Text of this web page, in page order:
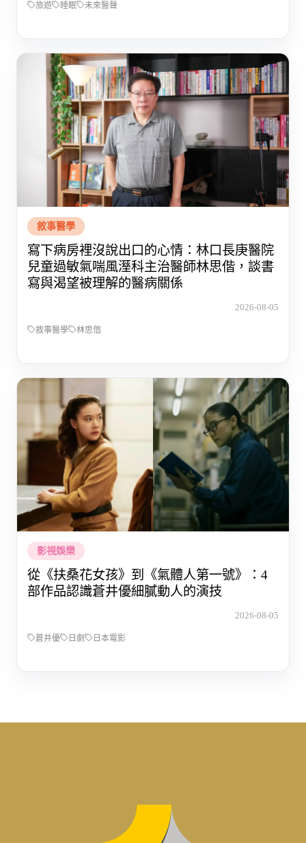
旅遊 睡眠 未來醫聲
敘事醫學
寫下病房裡沒說出口的心情：林口長庚醫院
兒童過敏氣喘風溼科主治醫師林思偕，談書
寫與渴望被理解的醫病關係
2026-08-05
敘事醫學 林思偕
影視娛樂
從《扶桑花女孩》到《氣體人第一號》：4
部作品認識蒼井優細膩動人的演技
2026-08-05
蒼井優 日劇 日本電影